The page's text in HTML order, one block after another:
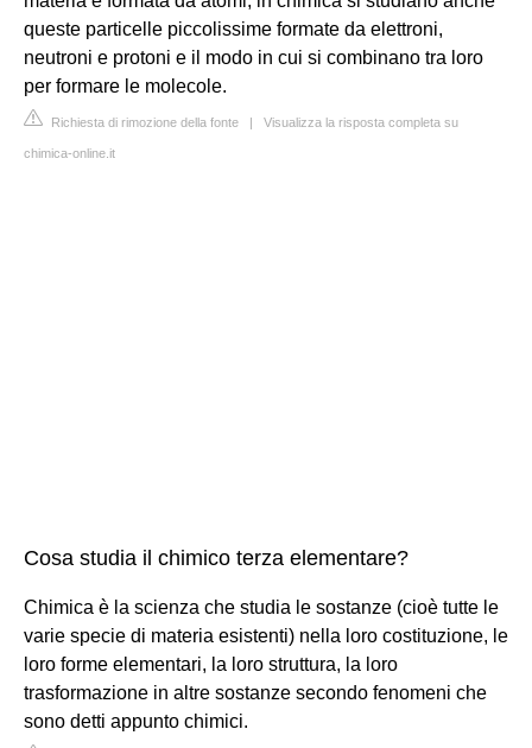
queste particelle piccolissime formate da elettroni,
neutroni e protoni e il modo in cui si combinano tra loro
per formare le molecole.
Richiesta di rimozione della fonte | Visualizza la risposta completa su
chimica-online.it
Cosa studia il chimico terza elementare?
Chimica è la scienza che studia le sostanze (cioè tutte le
varie specie di materia esistenti) nella loro costituzione, le
loro forme elementari, la loro struttura, la loro
trasformazione in altre sostanze secondo fenomeni che
sono detti appunto chimici.